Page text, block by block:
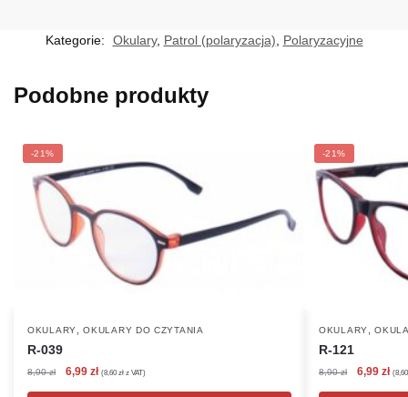
Kategorie: Okulary, Patrol (polaryzacja) Polaryzacyjne
Podobne produkty
-21%
OKULARY ,OKULARY DO CZYTANIA
R-039
8,90zł
Pierwotna
6,99 złAktualna
(8,60 zł z VAT)
-21%
OKULARY ,
R-121
8,90zł
Pierwotna
6,99 zł (